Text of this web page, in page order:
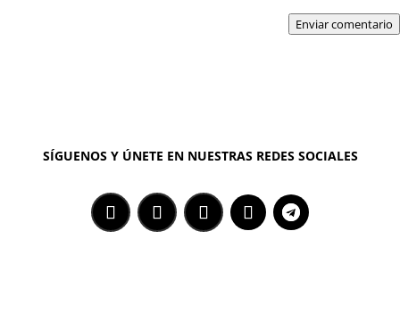
Enviar comentario
SÍGUENOS Y ÚNETE EN NUESTRAS REDES SOCIALES